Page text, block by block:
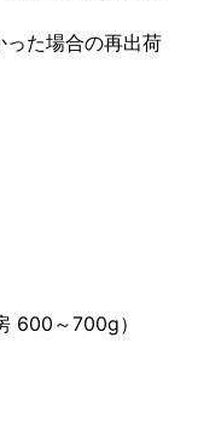
た場合の再出荷
600～700g）